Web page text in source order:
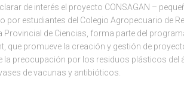
de interés el proyecto CONSAGAN –
por estudiantes del Colegio Agropecuario de
Provincial de Ciencias, forma parte del
que promueve la creación y gestión de
la preocupación por los residuos plásticos del
de vacunas y antibióticos.